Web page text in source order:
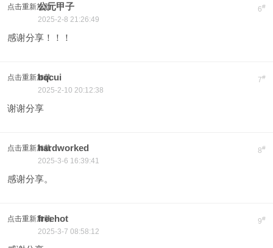
点击重新加载 6#
公元甲子
2025-2-8 21:26:49
感谢分享！！！
点击重新加载 7#
bqcui
2025-2-10 20:12:38
谢谢分享
点击重新加载 8#
hardworked
2025-3-6 16:39:41
感谢分享。
点击重新加载 9#
freehot
2025-3-7 08:58:12